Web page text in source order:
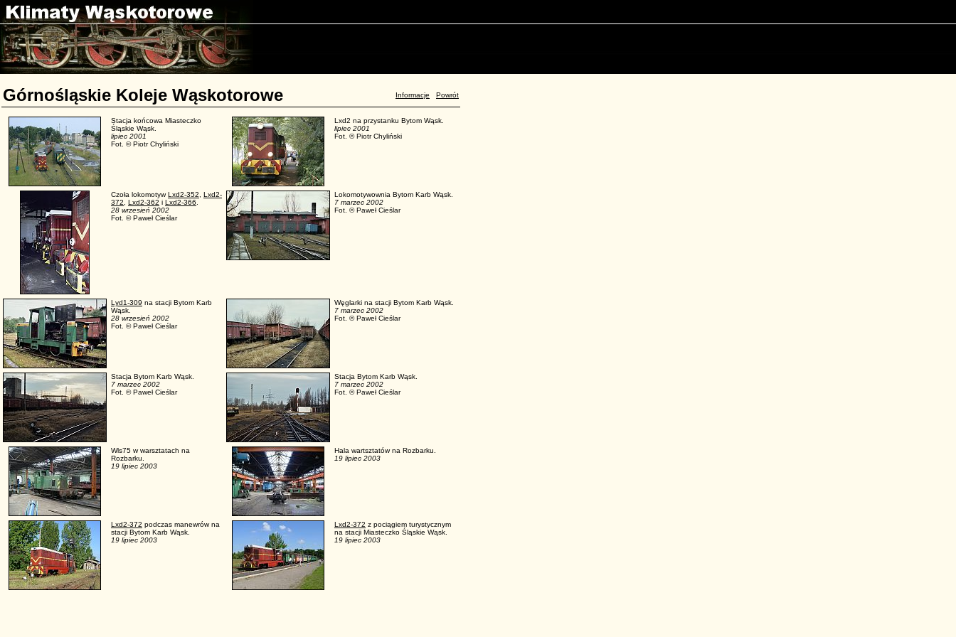
Górnośląskie Koleje Wąskotorowe Informacje Powrót
Stacja końcowa Miasteczko
Śląskie Wąsk.
lipiec 2001
Fot. © Piotr Chyliński
Lxd2 na przystanku Bytom Wąsk.
lipiec 2001
Fot. © Piotr Chyliński
Czoła lokomotywLxd2-352
Lxd2-
372
Lxd2-362 i Lxd2-366
28 wrzesień 2002
Fot. © Paweł Cieślar
Lokomotywownia Bytom Karb Wąsk.
7 marzec 2002
Fot. © Paweł Cieślar
Lyd1-309 na stacji Bytom Karb
Wąsk.
28 wrzesień 2002
Fot. © Paweł Cieślar
Węglarki na stacji Bytom Karb Wąsk.
7 marzec 2002
Fot. © Paweł Cieślar
Stacja Bytom Karb Wąsk.
7 marzec 2002
Fot. © Paweł Cieślar
Stacja Bytom Karb Wąsk.
7 marzec 2002
Fot. © Paweł Cieślar
Wls75 w warsztatach na
Rozbarku.
19 lipiec 2003
Hala wartsztatów na Rozbarku.
19 lipiec 2003
Lxd2-372 podczas manewrów na
stacji Bytom Karb Wąsk.
19 lipiec 2003
Lxd2-372 z pociągiem turystycznym
na stacji Miasteczko Śląskie Wąsk.
19 lipiec 2003